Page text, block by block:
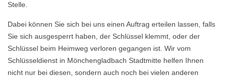
Stelle.
Dabei können Sie sich bei uns einen Auftrag erteilen lassen, falls
Sie sich ausgesperrt haben, der Schlüssel klemmt, oder der
Schlüssel beim Heimweg verloren gegangen ist. Wir vom
Schlüsseldienst in Mönchengladbach Stadtmitte helfen Ihnen
nicht nur bei diesen, sondern auch noch bei vielen anderen